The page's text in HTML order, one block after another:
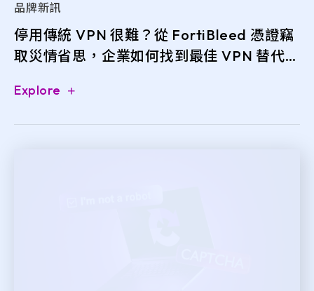
品牌新訊
停用傳統 VPN 很難？從 FortiBleed 憑證竊
取災情省思，企業如何找到最佳 VPN 替代方
Explore